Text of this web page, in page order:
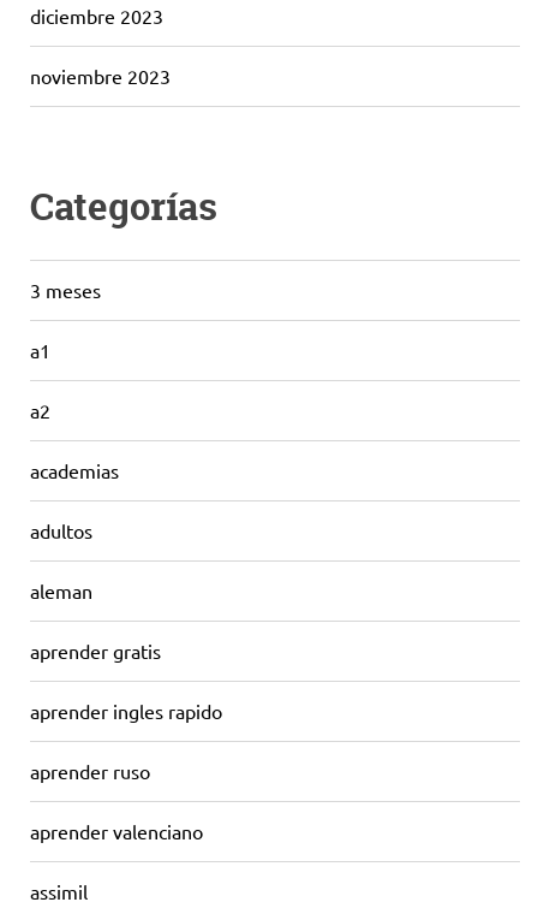
diciembre 2023
noviembre 2023
Categorías
3 meses
a1
a2
academias
adultos
aleman
aprender gratis
aprender ingles rapido
aprender ruso
aprender valenciano
assimil